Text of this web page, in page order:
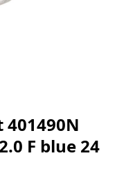
F blue 24